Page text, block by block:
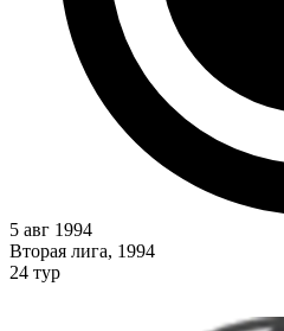
5 авг 1994
Вторая лига, 1994
24 тур